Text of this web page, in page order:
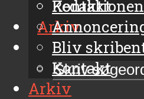
Kontakt
Arkiv
Redaktionen
Bliv
Kontakt
Arkiv